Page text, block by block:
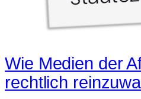
Wie Medien der
rechtlich